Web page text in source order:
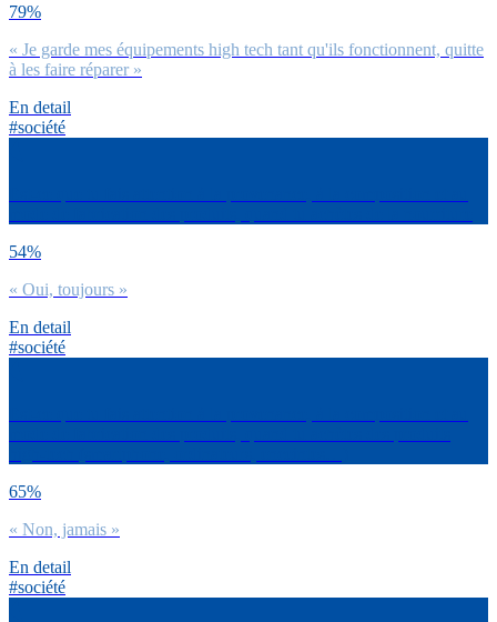
79%
« Je garde mes équipements high tech tant qu'ils fonctionnent, quitte
à les faire réparer »
En detail
#société
54%
« Oui, toujours »
En detail
#société
65%
« Non, jamais »
En detail
#société